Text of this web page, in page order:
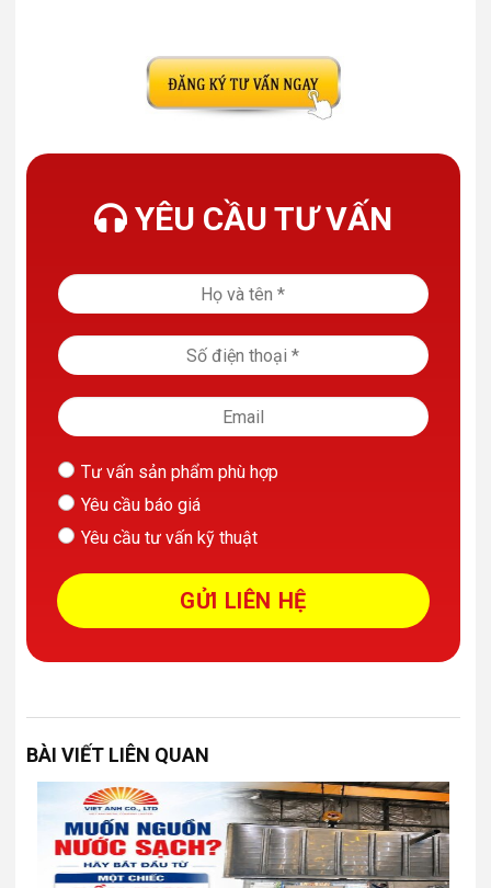
YÊU CẦU TƯ VẤN
Tư vấn sản phẩm phù hợp
Yêu cầu báo giá
Yêu cầu tư vấn kỹ thuật
BÀI VIẾT LIÊN QUAN